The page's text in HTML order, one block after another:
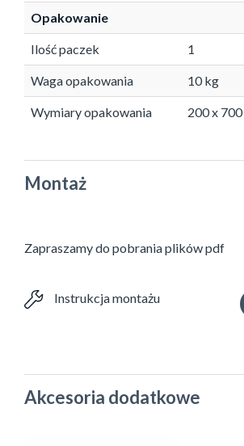
Opakowanie
Ilość paczek 1
Waga opakowania 10 kg
Wymiary opakowania 200 x
Montaż
Zapraszamy do pobrania plików pdf
Instrukcja montażu
Akcesoria dodatkowe